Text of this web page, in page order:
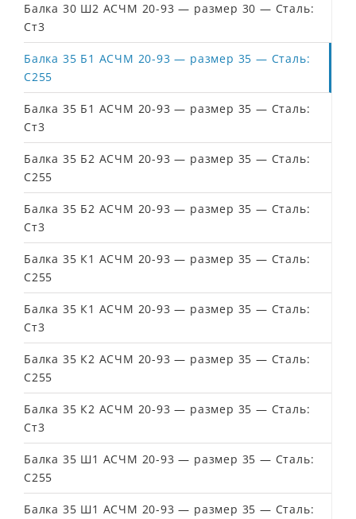
Балка 30 Ш2 АСЧМ 20-93 — размер 30 — Сталь:
Ст3
Балка 35 Б1 АСЧМ 20-93 — размер 35 — Сталь:
С255
Балка 35 Б1 АСЧМ 20-93 — размер 35 — Сталь:
Ст3
Балка 35 Б2 АСЧМ 20-93 — размер 35 — Сталь:
С255
Балка 35 Б2 АСЧМ 20-93 — размер 35 — Сталь:
Ст3
Балка 35 К1 АСЧМ 20-93 — размер 35 — Сталь:
С255
Балка 35 К1 АСЧМ 20-93 — размер 35 — Сталь:
Ст3
Балка 35 К2 АСЧМ 20-93 — размер 35 — Сталь:
С255
Балка 35 К2 АСЧМ 20-93 — размер 35 — Сталь:
Ст3
Балка 35 Ш1 АСЧМ 20-93 — размер 35 — Сталь:
С255
Балка 35 Ш1 АСЧМ 20-93 — размер 35 — Сталь: